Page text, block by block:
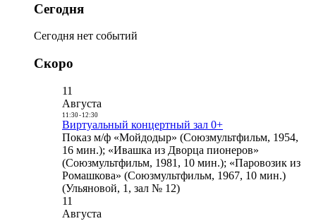
Сегодня
Сегодня нет событий
Скоро
11
Августа
11:30- 12:30
Виртуальный концертный зал 0+
Показ м/ф «Мойдодыр» (Союзмультфильм, 1954,
16 мин.); «Ивашка из Дворца пионеров»
(Союзмультфильм, 1981, 10 мин.); «Паровозик из
Ромашкова» (Союзмультфильм, 1967, 10 мин.)
(Ульяновой, 1, зал № 12)
11
Августа